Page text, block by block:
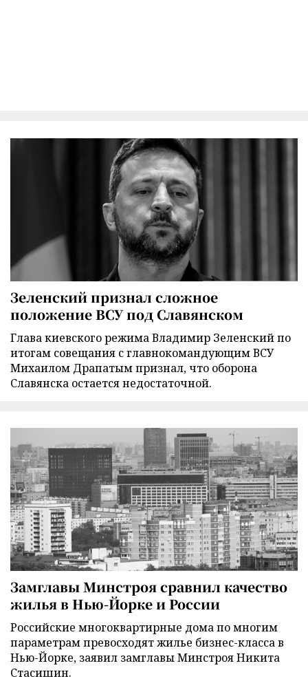
Зеленский признал сложное
положение ВСУ под Славянском
Глава киевского режима Владимир Зеленский по
итогам совещания с главнокомандующим ВСУ
Михаилом Драпатым признал, что оборона
Славянска остается недостаточной.
Замглавы Минстроя сравнил качество
жилья в Нью-Йорке и России
Российские многоквартирные дома по многим
параметрам превосходят жилье бизнес-класса в
Нью-Йорке, заявил замглавы Минстроя Никита
Стасишин.